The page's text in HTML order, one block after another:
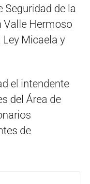
Seguridad de la
Valle Hermoso
Micaela y
el intendente
del Área de
de